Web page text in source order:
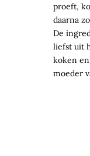
proeft,
daarna
De
liefst uit
koken
moeder